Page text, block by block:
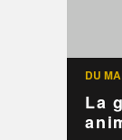
DU
La